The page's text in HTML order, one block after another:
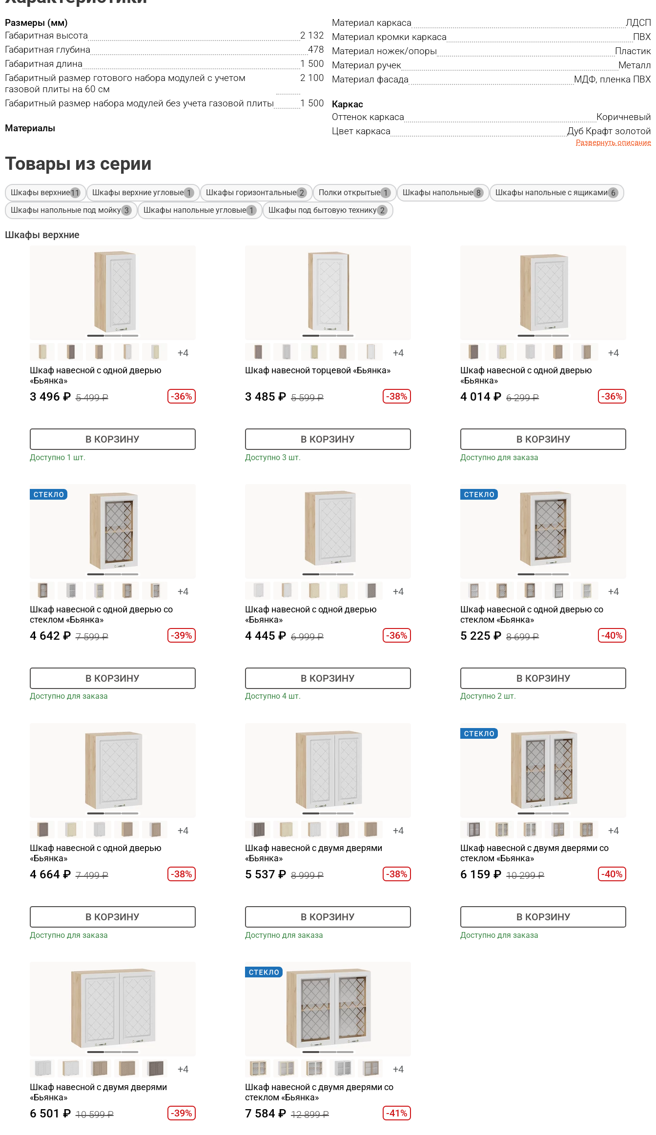
Размеры (мм)
Габаритная высота
2 132
Габаритная глубина
478
Габаритная длина
1 500
Габаритный размер готового набора модулей с учетом
газовой плиты на 60 см
2 100
Габаритный размер набора модулей без учета газовой плиты 1 500
Материалы
Материал каркаса
ЛДСП
Материал кромки каркаса
ПВХ
Материал ножек/опоры
Пластик
Материал ручек
Металл
Материал фасада
МДФ, пленка ПВХ
Каркас
Оттенок каркаса
Коричневый
Цвет каркаса
Дуб Крафт золотой
Развернуть описание
Товары из серии
Шкафы верхние11 Шкафы верхние угловые 1 Шкафы горизонтальные 2 Полки открытые 1 Шкафы напольные 8 Шкафы напольные с ящиками 6
Шкафы напольные под мойку 3 Шкафы напольные угловые 1 Шкафы под бытовую технику 2
Шкафы верхние
+4
Шкаф навесной c одной дверью
«Бьянка»
3 496 5 499 -36%
В КОРЗИНУ
Доступно 1 шт.
+4
Шкаф навесной торцевой «Бьянка»
3 485 5 599 -38%
В КОРЗИНУ
Доступно 3 шт.
+4
Шкаф навесной c одной дверью
«Бьянка»
4 014 6 299 -36%
В КОРЗИНУ
Доступно для заказа
+4
Шкаф навесной c одной дверью со
стеклом «Бьянка»
4 642 7 599 -39%
В КОРЗИНУ
Доступно для заказа
+4
Шкаф навесной c одной дверью
«Бьянка»
4 445 6 999 -36%
В КОРЗИНУ
Доступно 4 шт.
+4
Шкаф навесной c одной дверью со
стеклом «Бьянка»
5 225 8 699 -40%
В КОРЗИНУ
Доступно 2 шт.
+4
Шкаф навесной c одной дверью
«Бьянка»
4 664 7 499 -38%
В КОРЗИНУ
Доступно для заказа
+4
Шкаф навесной c двумя дверями
«Бьянка»
5 537 8 999 -38%
В КОРЗИНУ
Доступно для заказа
+4
Шкаф навесной c двумя дверями со
стеклом «Бьянка»
6 159 10 299 -40%
В КОРЗИНУ
Доступно для заказа
+4
Шкаф навесной c двумя дверями
«Бьянка»
6 501 10 599 -39%
+4
Шкаф навесной c двумя дверями со
стеклом «Бьянка»
7 584 12 899 -41%